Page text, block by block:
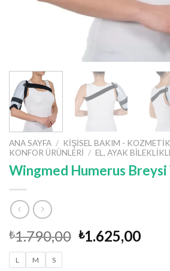
ANA SAYFA / KIŞISEL BAKIM - KOZMETIK
KONFOR ÜRÜNLERI / EL, AYAK
Wingmed Humerus
₺1.790,00 Orijinal
₺1.625,00Şu
L M S